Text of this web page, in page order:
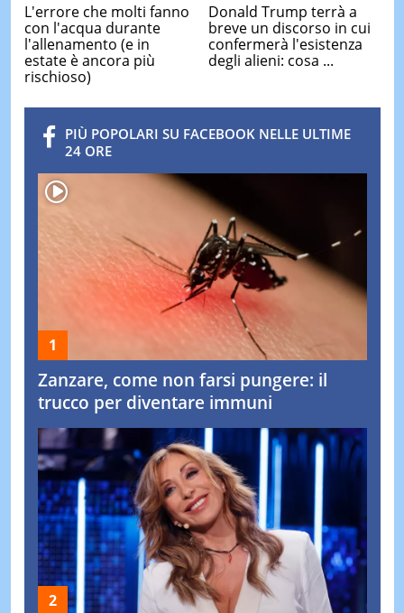
L'errore che molti fanno
con l'acqua durante
l'allenamento (e in
estate è ancora più
rischioso)
Donald Trump terrà a
breve un discorso in cui
confermerà l'esistenza
degli alieni: cosa ...
PIÙ POPOLARI SU FACEBOOK NELLE ULTIME
24 ORE
Zanzare, come non farsi pungere: il
trucco per diventare immuni